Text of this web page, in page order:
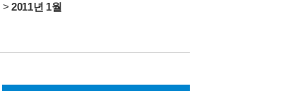
>2011년 1월